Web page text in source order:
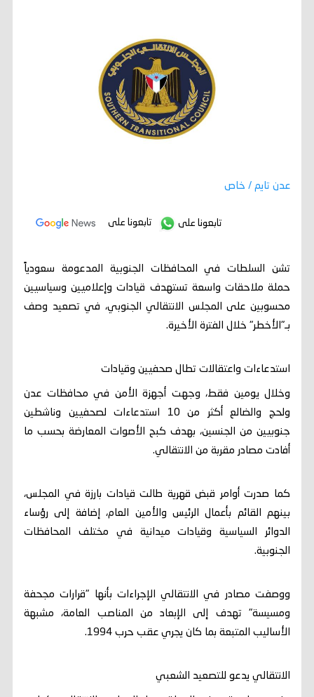
عدن تايم / خاص
تابعونا على تابعونا على
تشن السلطات في المحافظات الجنوبية المدعومة سعودياً
حملة ملاحقات واسعة تستهدف قيادات وإعلاميين وسياسيين
محسوبين على المجلس الانتقالي الجنوبي، في تصعيد وصف
بـ"الأخطر" خلال الفترة الأخيرة.
استدعاءات واعتقالات تطال صحفيين وقيادات
وخلال يومين فقط، وجهت أجهزة الأمن في محافظات عدن
ولحج والضالع أكثر من 10 استدعاءات لصحفيين وناشطين
جنوبيين من الجنسين، بهدف كبح الأصوات المعارضة بحسب ما
أفادت مصادر مقربة من الانتقالي.
كما صدرت أوامر قبض قهرية طالت قيادات بارزة في المجلس،
بينهم القائم بأعمال الرئيس والأمين العام، إضافة إلى رؤساء
الدوائر السياسية وقيادات ميدانية في مختلف المحافظات
الجنوبية.
ووصفت مصادر في الانتقالي الإجراءات بأنها "قرارات مجحفة
ومسيسة" تهدف إلى الإبعاد من المناصب العامة، مشبهة
الأساليب المتبعة بما كان يجري عقب حرب 1994.
الانتقالي يدعو للتصعيد الشعبي